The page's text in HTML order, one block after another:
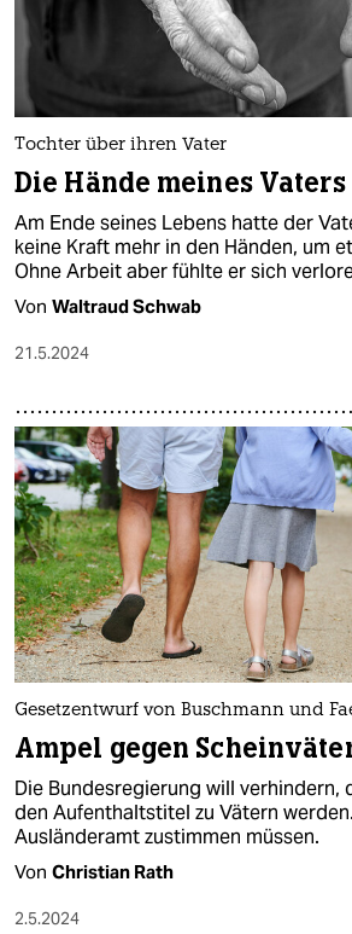
Tochter über ihren Vater
Die Hände meines Vaters
Am Ende seines Lebens hatte der
keine Kraft mehr in den Händen, um
Ohne Arbeit aber fühlte er sich
Von Waltraud Schwab
21.5.2024
Gesetzentwurf von Buschmann und
Ampel gegen
Die Bundesregierung will verhindern,
den Aufenthaltstitel zu Vätern
Ausländeramt zustimmen müssen.
Von Christian Rath
2.5.2024